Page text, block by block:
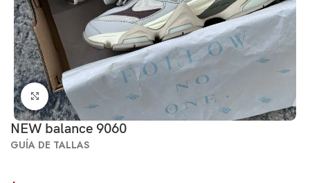
Click to enlarge
NEW balance 9060
GUÍA DE TALLAS